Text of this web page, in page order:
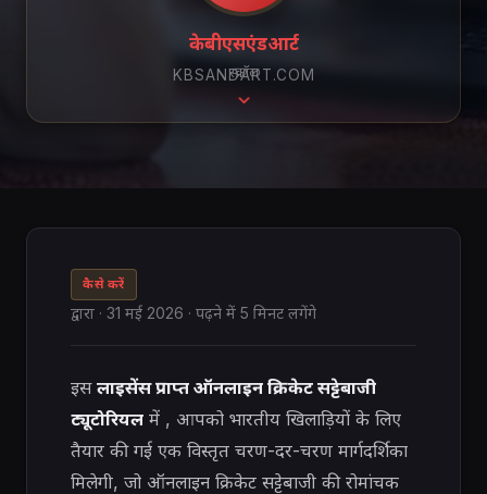
केबीएसएंडआर्ट
KBSANDART.COM
स्क्रॉल
कैसे करें
द्वारा · 31 मई 2026 · पढ़ने में 5 मिनट लगेंगे
इस लाइसेंस प्राप्त ऑनलाइन क्रिकेट सट्टेबाजी
ट्यूटोरियल में , आपको भारतीय खिलाड़ियों के लिए
तैयार की गई एक विस्तृत चरण-दर-चरण मार्गदर्शिका
मिलेगी, जो ऑनलाइन क्रिकेट सट्टेबाजी की रोमांचक